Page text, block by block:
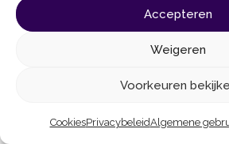
Accepteren
Weigeren
Voorkeuren
CookiesPrivacybeleidAlgemene
Onze diensten
GSV, de besluiten van geringe